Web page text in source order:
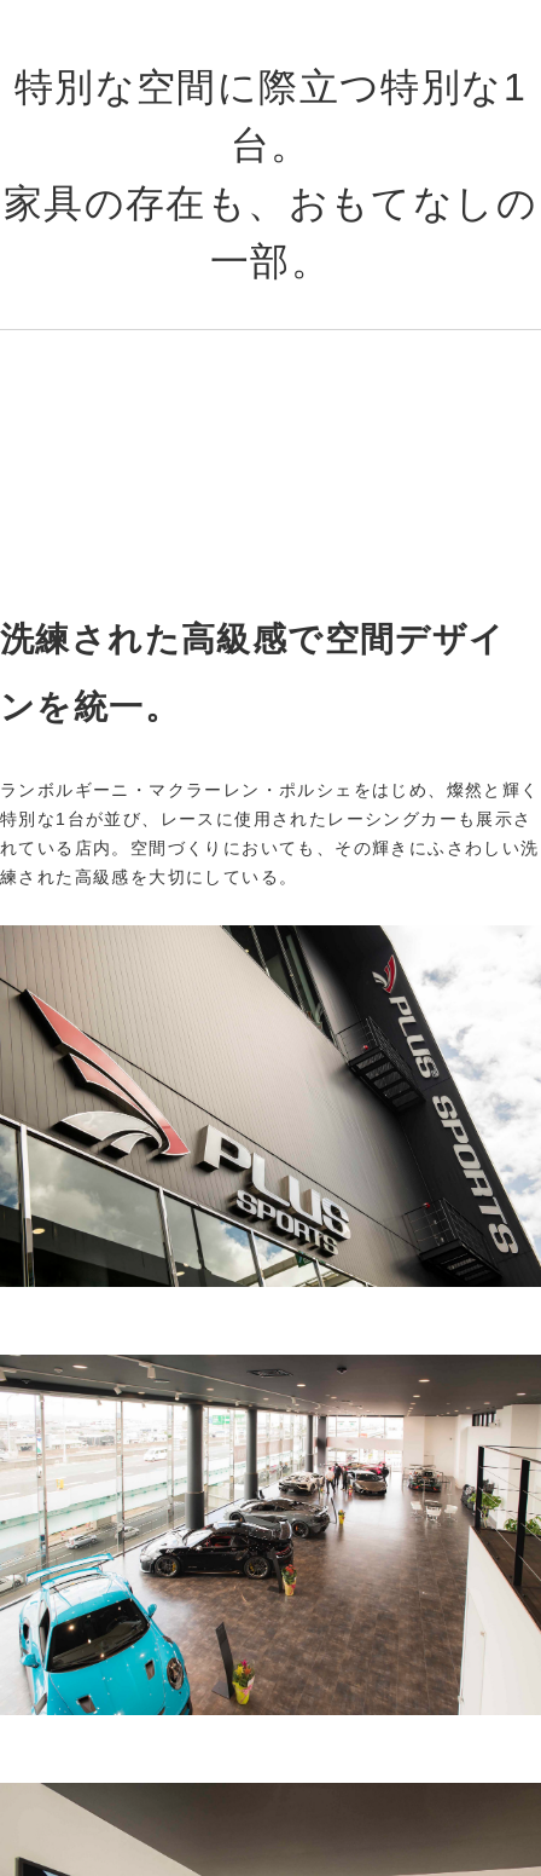
特別な空間に際立つ特別な1
台。
家具の存在も、おもてなしの
一部。
洗練された高級感で空間デザイ
ンを統一。
ランボルギーニ・マクラーレン・ポルシェをはじめ、燦然と輝く
特別な1台が並び、レースに使用されたレーシングカーも展示さ
れている店内。空間づくりにおいても、その輝きにふさわしい洗
練された高級感を大切にしている。